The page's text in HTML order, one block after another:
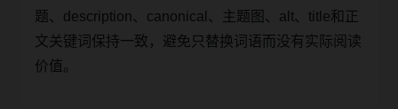
题、description、canonical、主题图、alt、title和正
文关键词保持一致，避免只替换词语而没有实际阅读
价值。